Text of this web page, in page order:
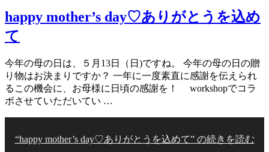
happy mother’s day♡ありがとうを込め
て
今年の母の日は、５月13日（日)ですね。 今年の母の日の贈
り物はお決まりですか？ 一年に一度素直に感謝を伝えられ
るこの機会に、お母様に日頃の感謝を！ workshopでコラ
ボさせていただいてい …
“happy mother’s day♡ありがとうを込めて” の続きを読む